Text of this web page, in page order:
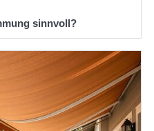
sinnvoll?